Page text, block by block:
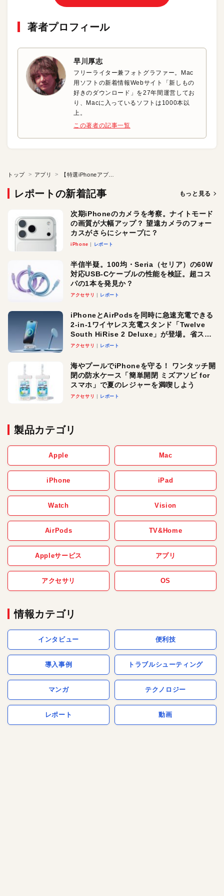
著者プロフィール
早川厚志
フリーライター兼フォトグラファー。Mac
用ソフトの新着情報Webサイト「新しもの
好きのダウンロード」を27年間運営してお
り、Macに入っているソフトは1000本以
上。
この著者の記事一覧
トップ アプリ 【特選iPhoneアプリ】現在の降雨情報をARで参照しよう！
レポートの新着記事 もっと見る
次期iPhoneのカメラを考察。ナイトモード
の画質が大幅アップ？ 望遠カメラのフォー
カスがさらにシャープに？
iPhone レポート
半信半疑。100均・Seria（セリア）の60W
対応USB-Cケーブルの性能を検証。超コス
パの1本を発見か？
アクセサリ レポート
iPhoneとAirPodsを同時に急速充電できる
2-in-1ワイヤレス充電スタンド「Twelve
South HiRise 2 Deluxe」が登場。省スペ
ースでおしゃれに充電したい人にオスス
アクセサリ レポート
海やプールでiPhoneを守る！ ワンタッチ開
閉の防水ケース「簡単開閉 ミズアソビ for
スマホ」で夏のレジャーを満喫しよう
アクセサリ レポート
製品カテゴリ
Apple Mac
iPhone iPad
Watch Vision
AirPods TV&Home
Appleサービス アプリ
アクセサリ OS
情報カテゴリ
インタビュー 便利技
導入事例 トラブルシューティング
マンガ テクノロジー
レポート 動画